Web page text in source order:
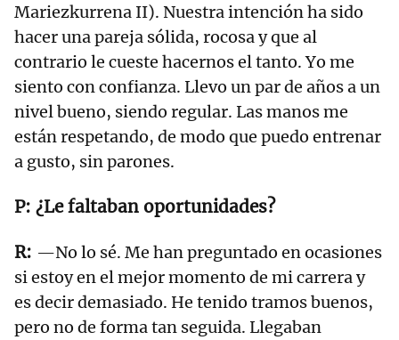
Mariezkurrena II). Nuestra intención ha sido
hacer una pareja sólida, rocosa y que al
contrario le cueste hacernos el tanto. Yo me
siento con confianza. Llevo un par de años a un
nivel bueno, siendo regular. Las manos me
están respetando, de modo que puedo entrenar
a gusto, sin parones.
¿Le faltaban oportunidades?
—No lo sé. Me han preguntado en ocasiones
si estoy en el mejor momento de mi carrera y
es decir demasiado. He tenido tramos buenos,
pero no de forma tan seguida. Llegaban